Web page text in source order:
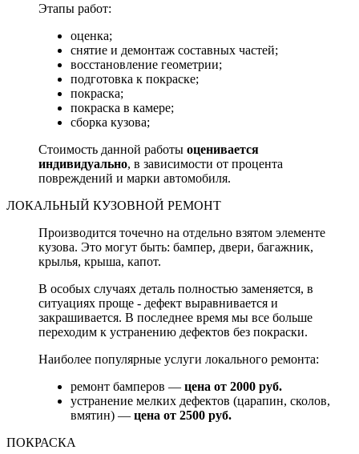
Этапы работ:
оценка;
снятие и демонтаж составных частей;
восстановление геометрии;
подготовка к покраске;
покраска;
покраска в камере;
сборка кузова;
Стоимость данной работы оценивается
индивидуально, в зависимости от процента
повреждений и марки автомобиля.
ЛОКАЛЬНЫЙ КУЗОВНОЙ РЕМОНТ
Производится точечно на отдельно взятом элементе
кузова. Это могут быть: бампер, двери, багажник,
крылья, крыша, капот.
В особых случаях деталь полностью заменяется, в
ситуациях проще - дефект выравнивается и
закрашивается. В последнее время мы все больше
переходим к устранению дефектов без покраски.
Наиболее популярные услуги локального ремонта:
ремонт бамперов — цена от 2000 руб.
устранение мелких дефектов (царапин, сколов,
вмятин) — цена от 2500 руб.
ПОКРАСКА